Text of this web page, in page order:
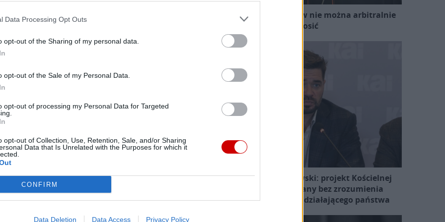
Data Processing Opt Outs
opt-out of the Sharing of my personal data.
opt-out of the Sale of my Personal Data.
opt-out of processing my Personal Data for Targeted
opt-out of Collection, Use, Retention, Sale, and/or Sharing
Data that Is Unrelated with the Purposes for which it
CONFIRM
Data Deletion Data Access Privacy Policy
na Jasną Górę
pod takim hasłem wyruszy jutro z Wrocławia na
w modlitwie polecać Matce Bożej Królowej
Kominka
Europę, dostrzegamy pośmiertne zwycięstwo
homilii o kard. Bolesławie Kominku ks. prał.
10 marca kolejną rocznicę śmierci
Kard. Sarah: Obrzędów nie można arbitralnie
znosić
Prof. Michał Królikowski: projekt Kościelnej
Komisji przygotowany bez zrozumienia
otoczenia prawnego działającego państwa